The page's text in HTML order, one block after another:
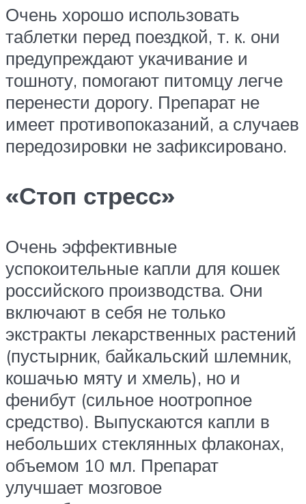
Очень хорошо использовать
таблетки перед поездкой, т. к. они
предупреждают укачивание и
тошноту, помогают питомцу легче
перенести дорогу. Препарат не
имеет противопоказаний, а случаев
передозировки не зафиксировано.
«Стоп стресс»
Очень эффективные
успокоительные капли для кошек
российского производства. Они
включают в себя не только
экстракты лекарственных растений
(пустырник, байкальский шлемник,
кошачью мяту и хмель), но и
фенибут (сильное ноотропное
средство). Выпускаются капли в
небольших стеклянных флаконах,
объемом 10 мл. Препарат
улучшает мозговое